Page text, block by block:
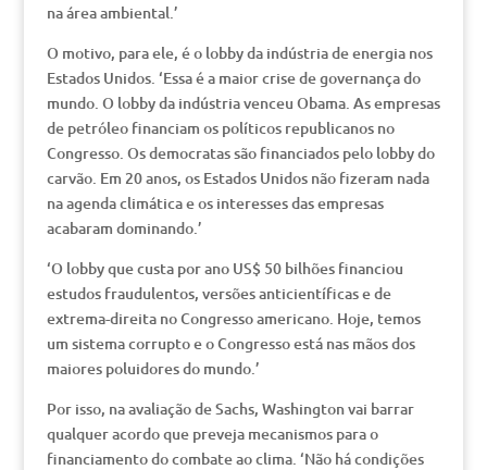
na área ambiental.’
O motivo, para ele, é o lobby da indústria de energia nos
Estados Unidos. ‘Essa é a maior crise de governança do
mundo. O lobby da indústria venceu Obama. As empresas
de petróleo financiam os políticos republicanos no
Congresso. Os democratas são financiados pelo lobby do
carvão. Em 20 anos, os Estados Unidos não fizeram nada
na agenda climática e os interesses das empresas
acabaram dominando.’
‘O lobby que custa por ano US$ 50 bilhões financiou
estudos fraudulentos, versões anticientíficas e de
extrema-direita no Congresso americano. Hoje, temos
um sistema corrupto e o Congresso está nas mãos dos
maiores poluidores do mundo.’
Por isso, na avaliação de Sachs, Washington vai barrar
qualquer acordo que preveja mecanismos para o
financiamento do combate ao clima. ‘Não há condições